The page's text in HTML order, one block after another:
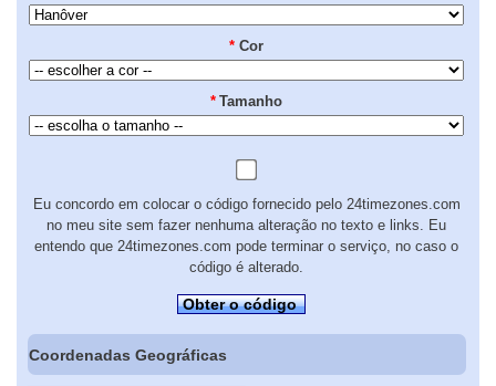
* Cor
* Tamanho
Eu concordo em colocar o código fornecido pelo 24timezones.com
no meu site sem fazer nenhuma alteração no texto e links. Eu
entendo que 24timezones.com pode terminar o serviço, no caso o
código é alterado.
Obter o código
Coordenadas Geográficas